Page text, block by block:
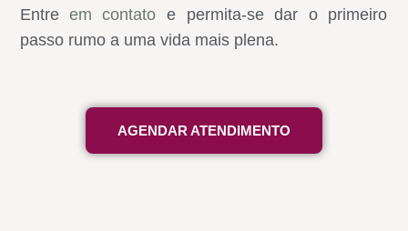
Entreem contato e permita-se dar o primeiro
passo rumo a uma vida mais plena.
AGENDAR ATENDIMENTO